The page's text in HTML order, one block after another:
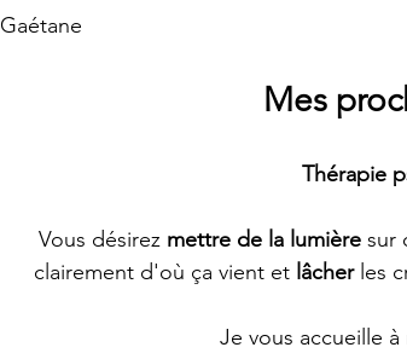
Gaétane
Mes
Thérapie
Vous désirez mettre de la lumière sur
clairement d'où ça vient et lâcher les
Je vous accueille